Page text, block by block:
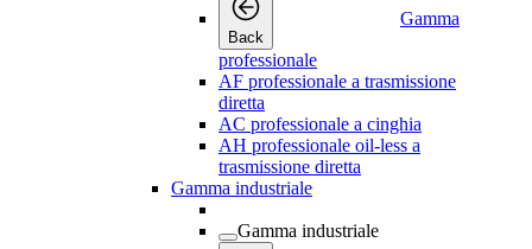
Back
Gamma
professionale
AF professionale a trasmissione
diretta
AC professionale a cinghia
AH professionale oil-less a
trasmissione diretta
Gamma industriale
Gamma industriale